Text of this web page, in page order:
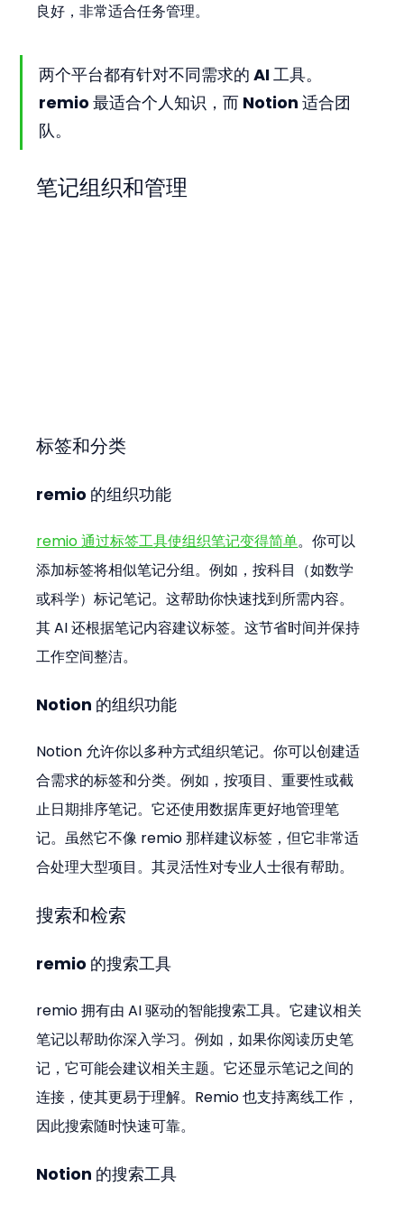
良好，非常适合任务管理。
两个平台都有针对不同需求的 AI 工具。
remio 最适合个人知识，而 Notion 适合团
队。
笔记组织和管理
标签和分类
remio 的组织功能
remio 通过标签工具使组织笔记变得简单。你可以
添加标签将相似笔记分组。例如，按科目（如数学
或科学）标记笔记。这帮助你快速找到所需内容。
其 AI 还根据笔记内容建议标签。这节省时间并保持
工作空间整洁。
Notion 的组织功能
Notion 允许你以多种方式组织笔记。你可以创建适
合需求的标签和分类。例如，按项目、重要性或截
止日期排序笔记。它还使用数据库更好地管理笔
记。虽然它不像 remio 那样建议标签，但它非常适
合处理大型项目。其灵活性对专业人士很有帮助。
搜索和检索
remio 的搜索工具
remio 拥有由 AI 驱动的智能搜索工具。它建议相关
笔记以帮助你深入学习。例如，如果你阅读历史笔
记，它可能会建议相关主题。它还显示笔记之间的
连接，使其更易于理解。Remio 也支持离线工作，
因此搜索随时快速可靠。
Notion 的搜索工具